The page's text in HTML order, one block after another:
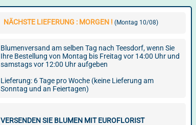
NÄCHSTE LIEFERUNG : MORGEN ! (Montag 10/08)
Blumenversand am selben Tag nach Teesdorf, wenn Sie
Ihre Bestellung von Montag bis Freitag vor 14:00 Uhr und
samstags vor 12:00 Uhr aufgeben
Lieferung: 6 Tage pro Woche (keine Lieferung am
Sonntag und an Feiertagen)
VERSENDEN SIE BLUMEN MIT EUROFLORIST